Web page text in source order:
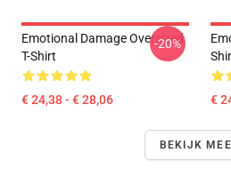
Emotional Damage Oversized
T-Shirt
€ 24,38 - € 28,06
-20%
€
BEKIJK